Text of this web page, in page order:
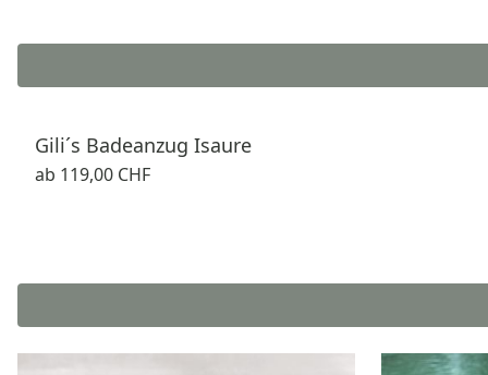
Gili´s Badeanzug Isaure
ab 119,00 CHF